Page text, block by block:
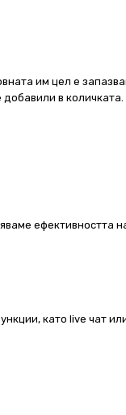
им цел е
в
ефективността
като live чат